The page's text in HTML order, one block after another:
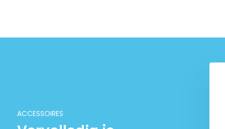
ACCESSOIRES